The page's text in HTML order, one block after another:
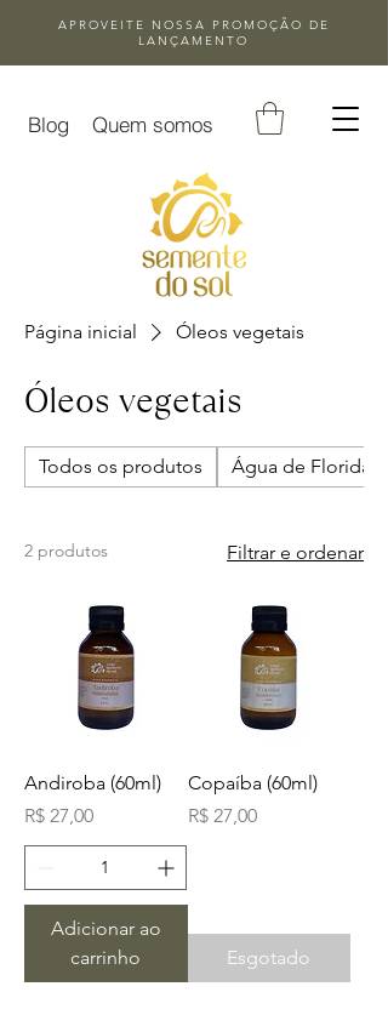
APROVEITE NOSSA
PROMOÇÃO DE
LANÇAMENTO
Blog Quem somos
Página inicial Óleos vegetais
Óleos vegetais
Todos os produtos Água de Florida
2 produtos Filtrar e ordenar
Andiroba (60ml)
Preço
R$ 27,00
Adicionar ao
carrinho
Copaíba (60ml)
Preço
R$ 27,00
Esgotado